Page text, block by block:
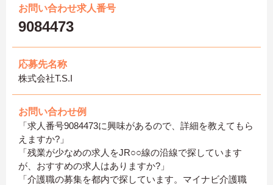
お問い合わせ求人番号
9084473
応募先名称
株式会社T.S.I
お問い合わせ例
「求人番号9084473に興味があるので、詳細を教えてもら
えますか?」
「残業が少なめの求人をJR○○線の沿線で探しています
が、おすすめの求人はありますか?」
「介護職の募集を都内で探しています。マイナビ介護職